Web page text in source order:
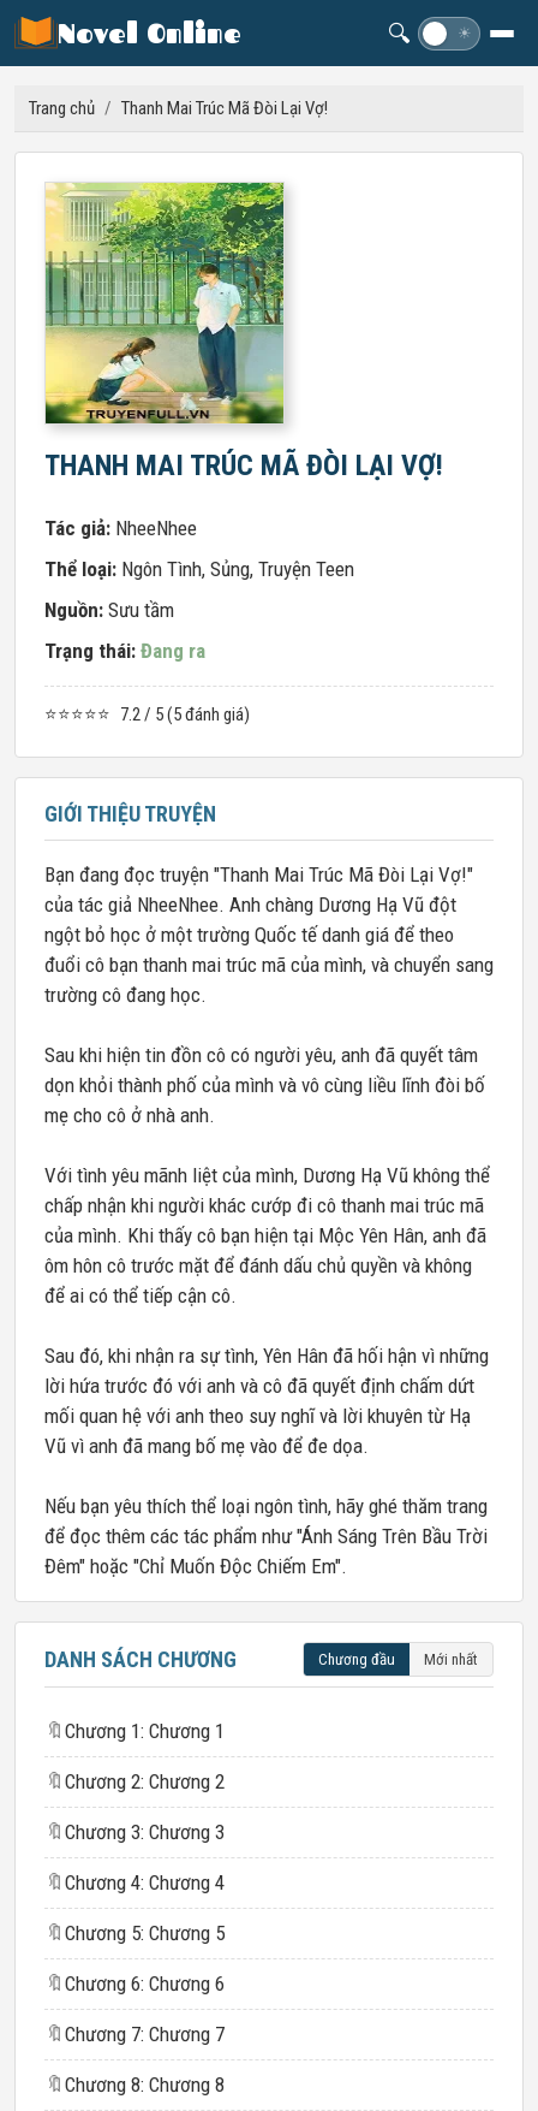
Novel Online 🔍 ☀
Trang chủ / Thanh Mai Trúc Mã Đòi Lại Vợ!
THANH MAI TRÚC MÃ ĐÒI LẠI VỢ!
Tác giả: NheeNhee
Thể loại: Ngôn Tình, Sủng, Truyện Teen
Nguồn: Sưu tầm
Trạng thái: Đang ra
⭐⭐⭐⭐⭐ 7.2 / 5 (5 đánh giá)
GIỚI THIỆU TRUYỆN
Bạn đang đọc truyện "Thanh Mai Trúc Mã Đòi Lại Vợ!"
của tác giả NheeNhee. Anh chàng Dương Hạ Vũ đột
ngột bỏ học ở một trường Quốc tế danh giá để theo
đuổi cô bạn thanh mai trúc mã của mình, và chuyển sang
trường cô đang học.
Sau khi hiện tin đồn cô có người yêu, anh đã quyết tâm
dọn khỏi thành phố của mình và vô cùng liều lĩnh đòi bố
mẹ cho cô ở nhà anh.
Với tình yêu mãnh liệt của mình, Dương Hạ Vũ không thể
chấp nhận khi người khác cướp đi cô thanh mai trúc mã
của mình. Khi thấy cô bạn hiện tại Mộc Yên Hân, anh đã
ôm hôn cô trước mặt để đánh dấu chủ quyền và không
để ai có thể tiếp cận cô.
Sau đó, khi nhận ra sự tình, Yên Hân đã hối hận vì những
lời hứa trước đó với anh và cô đã quyết định chấm dứt
mối quan hệ với anh theo suy nghĩ và lời khuyên từ Hạ
Vũ vì anh đã mang bố mẹ vào để đe dọa.
Nếu bạn yêu thích thể loại ngôn tình, hãy ghé thăm trang
để đọc thêm các tác phẩm như "Ánh Sáng Trên Bầu Trời
Đêm" hoặc "Chỉ Muốn Độc Chiếm Em".
DANH SÁCH CHƯƠNG Chương đầu Mới nhất
🔖 Chương 1: Chương 1
🔖 Chương 2: Chương 2
🔖 Chương 3: Chương 3
🔖 Chương 4: Chương 4
🔖 Chương 5: Chương 5
🔖 Chương 6: Chương 6
🔖 Chương 7: Chương 7
🔖 Chương 8: Chương 8